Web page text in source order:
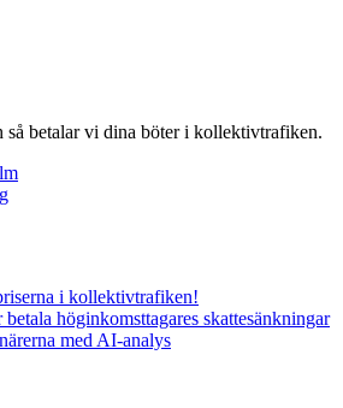
så betalar vi dina böter i kollektiv­trafiken.
i kollektivtrafiken!
betala höginkomsttagares skattesänkningar
med AI-analys